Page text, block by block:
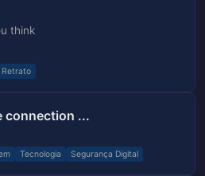
think
Retrato
connection ...
Tecnologia Segurança Digital